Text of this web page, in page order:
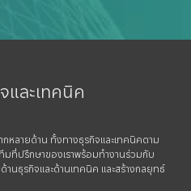
และเทคนิค
หลายด้าน ทั้งทางธุรกิจและเทคนิคตาม
ที่ปรึกษาของเราพร้อมทำงานร่วมกับ
นธุรกิจและด้านเทคนิค และสร้างกลยุทธ์